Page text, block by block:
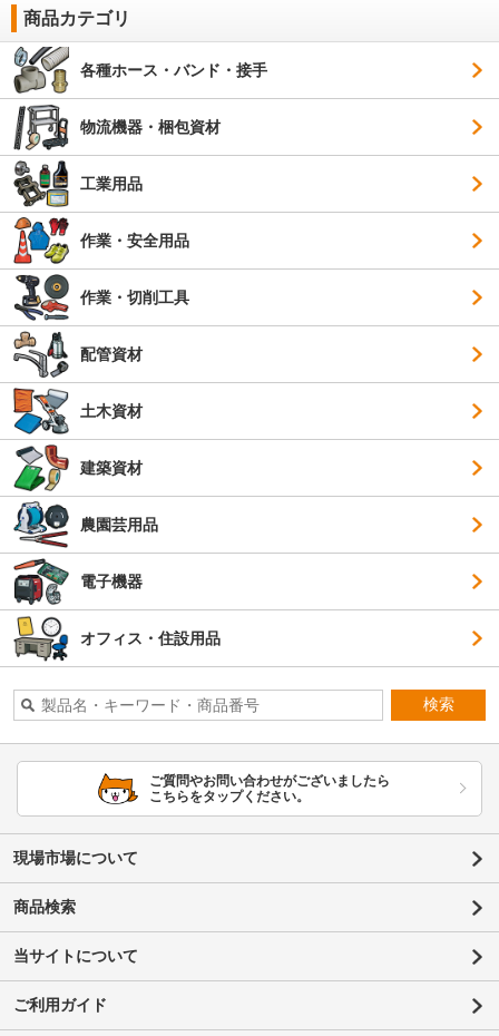
商品カテゴリ
各種ホース・バンド・接手
物流機器・梱包資材
工業用品
作業・安全用品
作業・切削工具
配管資材
土木資材
建築資材
農園芸用品
電子機器
オフィス・住設用品
検索
ご質問やお問い合わせがございましたら
こちらをタップください。
現場市場について
商品検索
当サイトについて
ご利用ガイド